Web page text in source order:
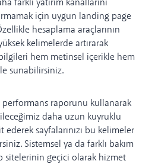
için uygun landing page
hesaplama araçlarının
kelimelerde artırarak
hem metinsel içerikle hem
sunabilirsiniz.
performans raporunu kullanarak
daha uzun kuyruklu
sayfalarınızı bu kelimeler
Sistemsel ya da farklı bakım
sitelerinin geçici olarak hizmet